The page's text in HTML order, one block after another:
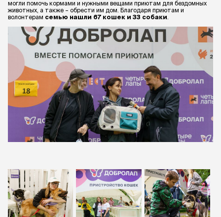
могли помочь кормами и нужными вещами приютам для бездомных
животных, а также – обрести им дом. Благодаря приютам и
волонтерам семью нашли 67 кошек и 33 собаки